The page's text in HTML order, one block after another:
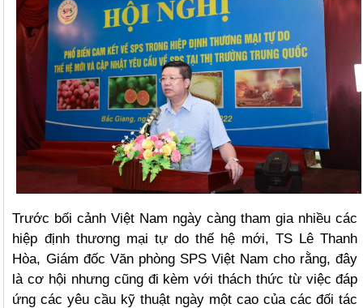
Trước bối cảnh Việt Nam ngày càng tham gia nhiều các
hiệp định thương mại tự do thế hệ mới, TS Lê Thanh
Hòa, Giám đốc Văn phòng SPS Việt Nam cho rằng, đây
là cơ hội nhưng cũng đi kèm với thách thức từ việc đáp
ứng các yêu cầu kỹ thuật ngày một cao của các đối tác